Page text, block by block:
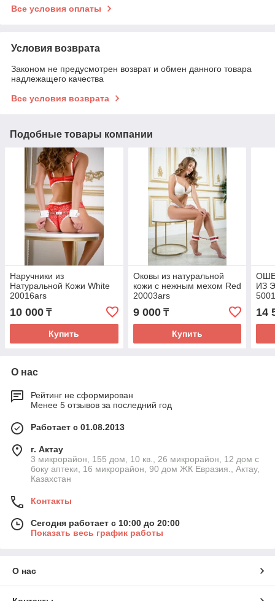
Все условия оплаты
Условия возврата
Законом не предусмотрен возврат и обмен данного товара
надлежащего качества
Все условия возврата
Подобные товары компании
Наручники из
Натуральной Кожи White
20016ars
10 000 ₸
Купить
Оковы из натуральной
кожи с нежным мехом Red
20003ars
9 000₸
Купить
ИЗ
14
О нас
Рейтинг не сформирован
Менее 5 отзывов за последний год
Работает с 01.08.2013
г. Актау
3 микрорайон, 155 дом, 10 кв., 26 микрорайон, 12 дом с
боку аптеки, 16 микрорайон, 90 дом ЖК Евразия., Актау,
Казахстан
Контакты
Сегодня работает с 10:00 до 20:00
Показать весь график работы
О нас